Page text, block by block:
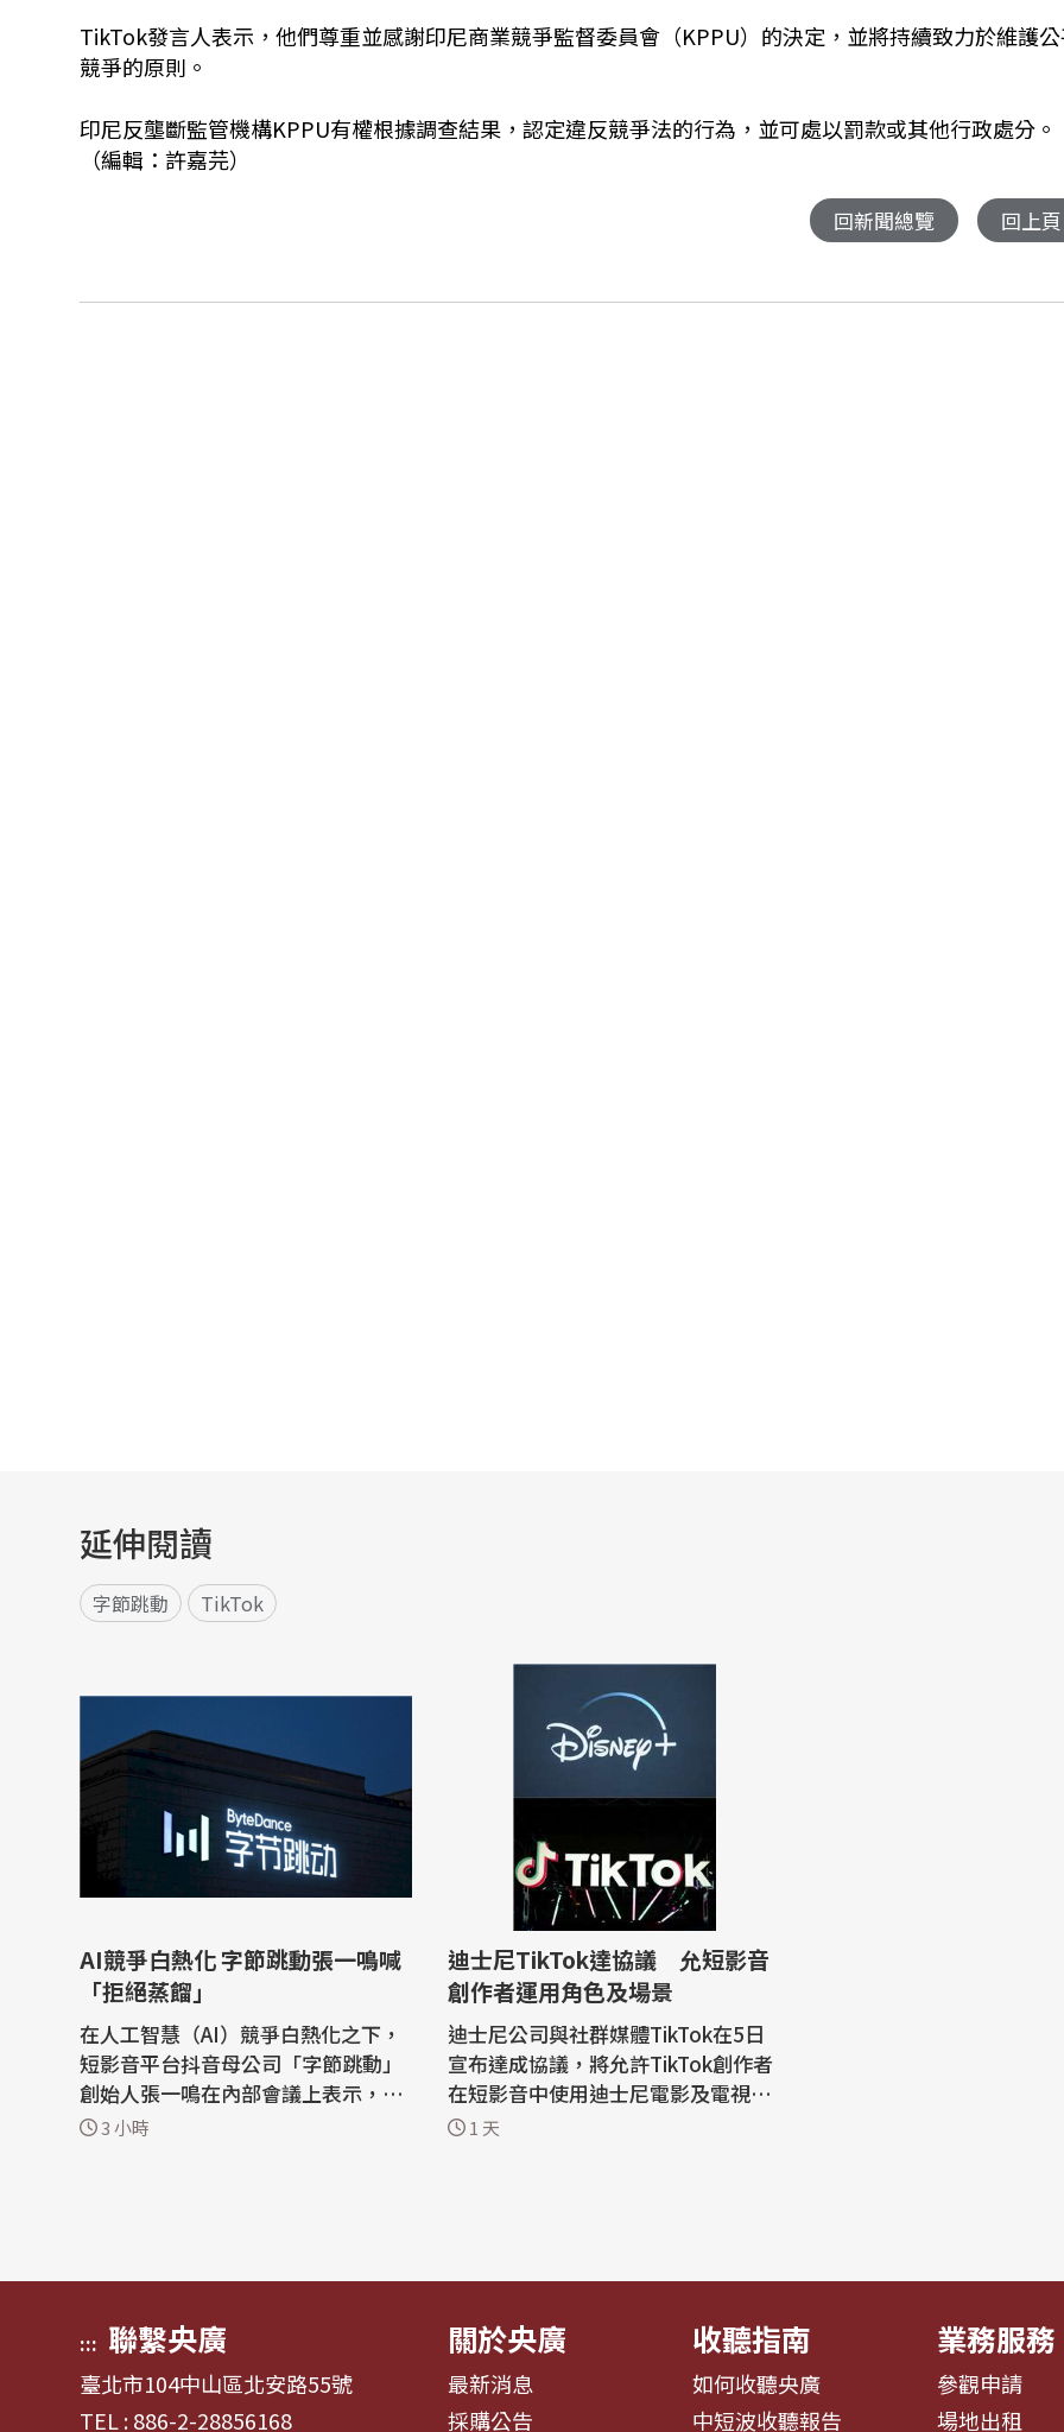
TikTok發言人表示，他們尊重並感謝印尼商業競爭監督委員會（KPPU）的決定，並將持續致力於維護
競爭的原則。
印尼反壟斷監管機構KPPU有權根據調查結果，認定違反競爭法的行為，並可處以罰款或其他行政處分。
（編輯：許嘉芫）
回新聞總覽 回上頁
延伸閱讀
字節跳動 TikTok
AI競爭白熱化 字節跳動張一鳴喊
「拒絕蒸餾」
在人工智慧（AI）競爭白熱化之下，
短影音平台抖音母公司「字節跳動」
創始人張一鳴在內部會議上表示，字
節跳動不會把蒸餾當作提升人工智慧
3 小時
迪士尼TikTok達協議 允短影音
創作者運用角色及場景
迪士尼公司與社群媒體TikTok在5日
宣布達成協議，將允許TikTok創作者
在短影音中使用迪士尼電影及電視節
目中的角色與場景。這是TikTok與傳
1 天
::: 聯繫央廣
臺北市104中山區北安路55號
TEL : 886-2-28856168
關於央廣
最新消息
採購公告
收聽指南
如何收聽央廣
中短波收聽報告
業務服務
參觀申請
場地出租